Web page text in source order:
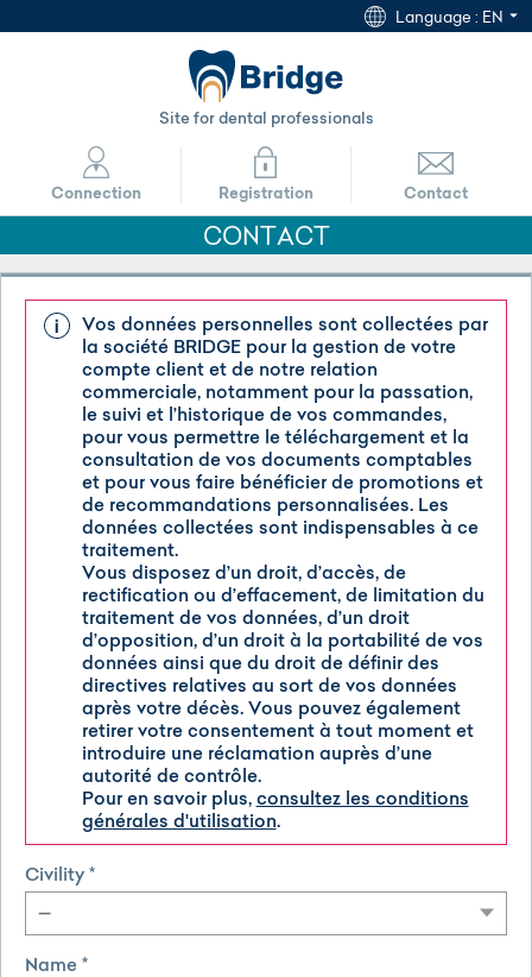
Language : EN
Site for dental professionals
Connection Registration Contact
IDENTIFY
Forgot your password?
CONTACT
Vos données personnelles sont collectées par
la société BRIDGE pour la gestion de votre
compte client et de notre relation
commerciale, notamment pour la passation,
le suivi et l’historique de vos commandes,
pour vous permettre le téléchargement et la
consultation de vos documents comptables
et pour vous faire bénéficier de promotions et
de recommandations personnalisées. Les
données collectées sont indispensables à ce
traitement.
Vous disposez d’un droit, d’accès, de
rectification ou d’effacement, de limitation du
traitement de vos données, d’un droit
d’opposition, d’un droit à la portabilité de vos
données ainsi que du droit de définir des
directives relatives au sort de vos données
après votre décès. Vous pouvez également
retirer votre consentement à tout moment et
introduire une réclamation auprès d’une
autorité de contrôle.
Pour en savoir plus, consultez les conditions
générales d'utilisation.
Civility *
Name *